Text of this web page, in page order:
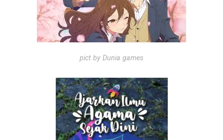
pict by Dunia games